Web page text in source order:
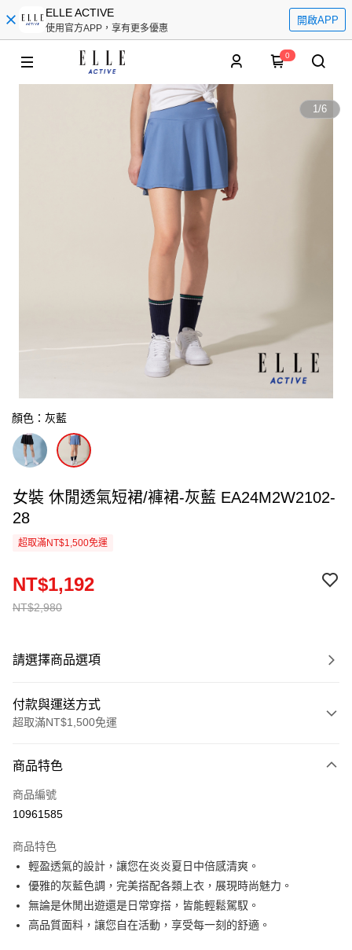
ELLE ACTIVE
使用官方APP，享有更多優惠
開啟APP
0
1/6
顏色：灰藍
女裝 休閒透氣短裙/褲裙-灰藍 EA24M2W2102-
28
超取滿NT$1,500免運
NT$2,980
NT$1,192
請選擇商品選項
付款與運送方式
超取滿NT$1,500免運
信用卡一次付款
超商取貨付款
Apple Pay
悠遊付
ATM付款
商品特色
商品編號
10961585
商品特色
輕盈透氣的設計，讓您在炎炎夏日中倍感清爽。
優雅的灰藍色調，完美搭配各類上衣，展現時尚魅力。
無論是休閒出遊還是日常穿搭，皆能輕鬆駕馭。
高品質面料，讓您自在活動，享受每一刻的舒適。